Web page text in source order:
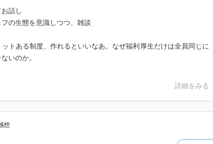
話し
の生態を意識しつつ、雑談
トある制度、作れるといいなあ。なぜ福利厚生だけは全員同じに
いのか。
詳細をみる
想